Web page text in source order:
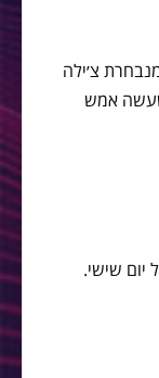
צ׳ילה
אמש
יום שישי.